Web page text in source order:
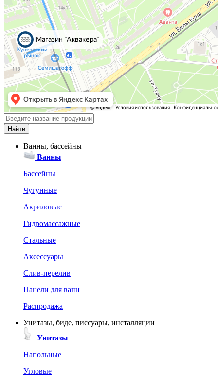
Ванны, бассейны
Ванны
Бассейны
Чугунные
Акриловые
Гидромассажные
Стальные
Аксессуары
Слив-перелив
Панели для ванн
Распродажа
Унитазы, биде, писсуары, инсталляции
Унитазы
Напольные
Угловые